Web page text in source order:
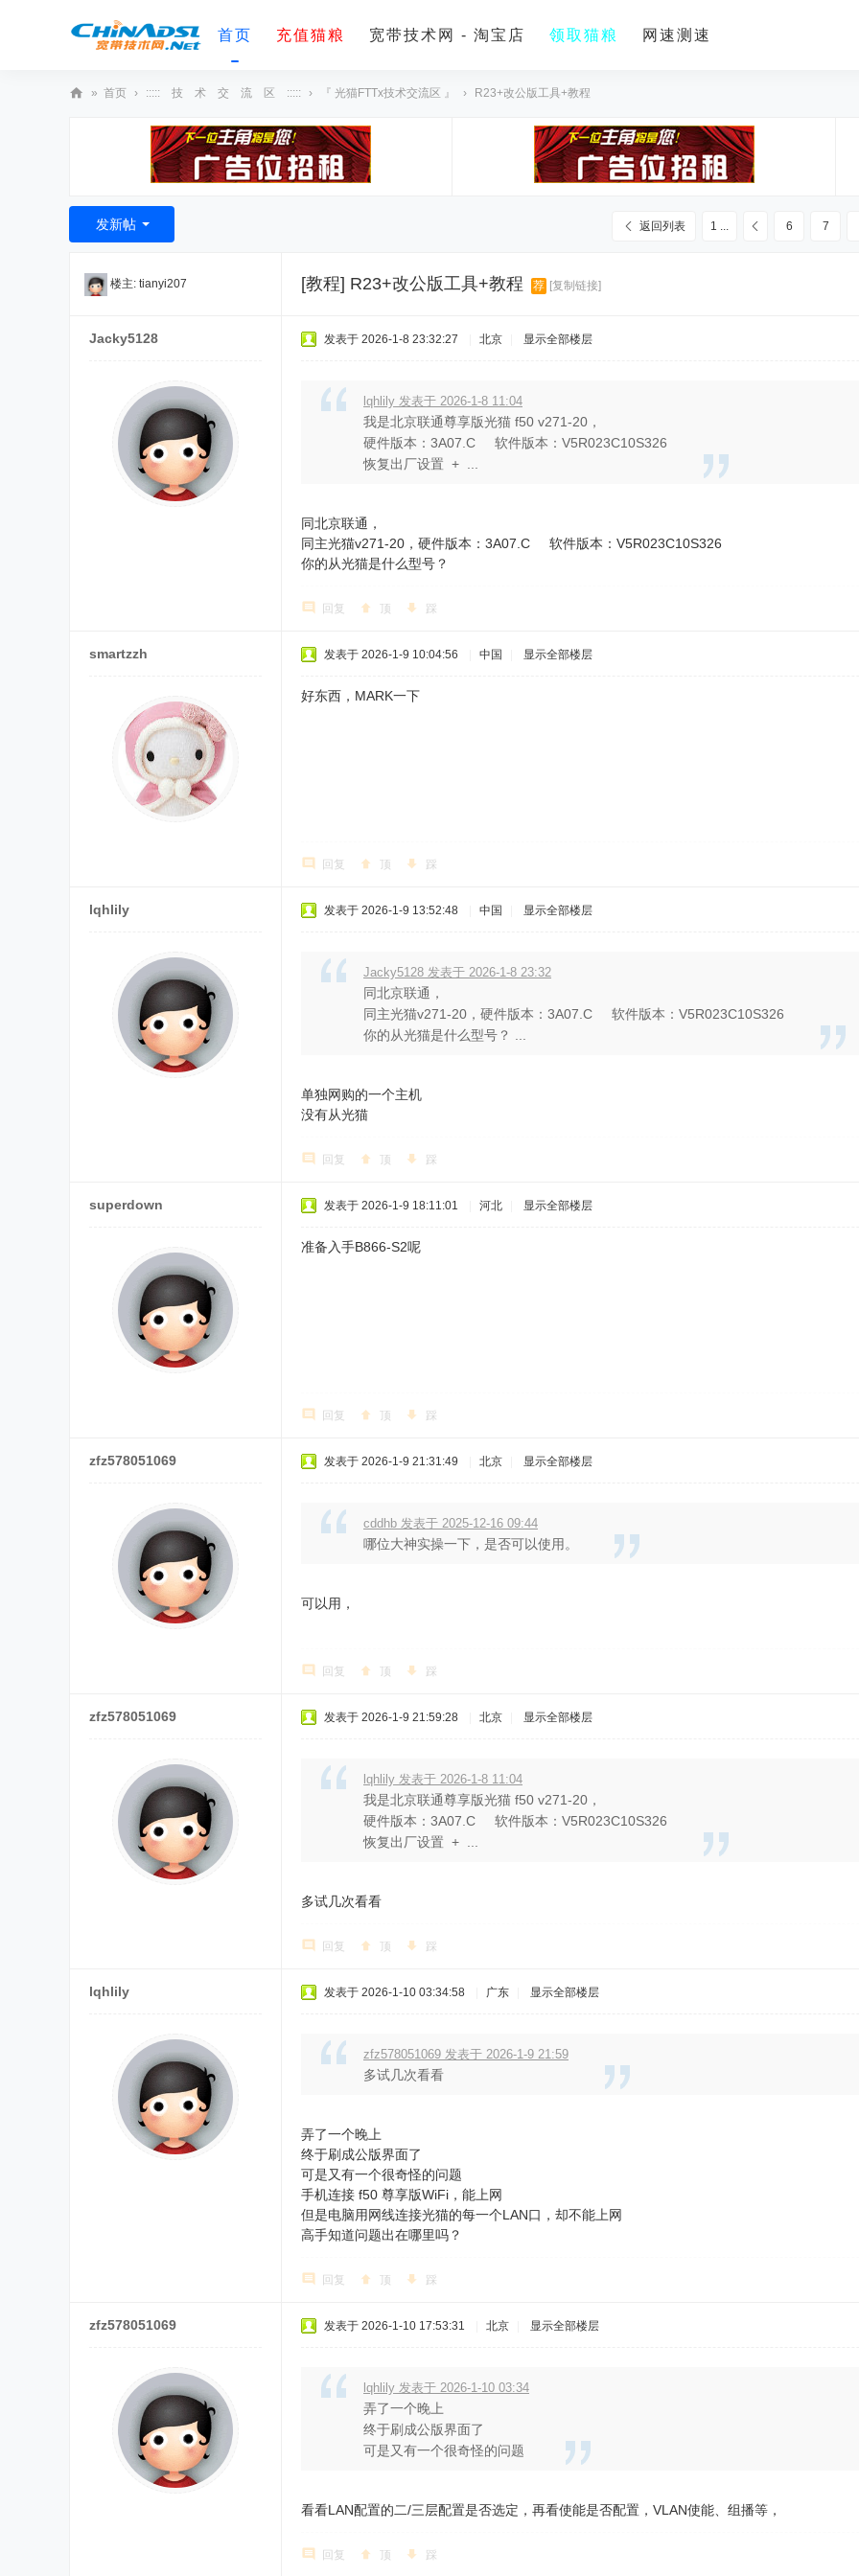
首页 充值猫粮 宽带技术网 - 淘宝店 领取猫粮 网速测速
术
» 首页 › ::::: 技 术 交 流 区 ::::: › 『 光猫FTTx技术交流区 』 › R23+改公版工具+教程
1 ... 6 7
返回列表
发新帖
楼主: tianyi207 [教程] R23+改公版工具+教程 荐 [复制链接]
Jacky5128 发表于 2026-1-8 23:32:27 北京 显示全部楼层
lqhlily 发表于 2026-1-8 11:04
我是北京联通尊享版光猫 f50 v271-20，
硬件版本：3A07.C 软件版本：V5R023C10S326
恢复出厂设置 + ...
同北京联通，
同主光猫v271-20，硬件版本：3A07.C 软件版本：V5R023C10S326
你的从光猫是什么型号？
回复 顶 踩
smartzzh 发表于 2026-1-9 10:04:56 中国 显示全部楼层
好东西，MARK一下
回复 顶 踩
lqhlily 发表于 2026-1-9 13:52:48 中国 显示全部楼层
Jacky5128 发表于 2026-1-8 23:32
同北京联通，
同主光猫v271-20，硬件版本：3A07.C 软件版本：V5R023C10S326
你的从光猫是什么型号？ ...
单独网购的一个主机
没有从光猫
回复 顶 踩
superdown 发表于 2026-1-9 18:11:01 河北 显示全部楼层
准备入手B866-S2呢
回复 顶 踩
zfz578051069 发表于 2026-1-9 21:31:49 北京 显示全部楼层
cddhb 发表于 2025-12-16 09:44
哪位大神实操一下，是否可以使用。
可以用，
回复 顶 踩
zfz578051069 发表于 2026-1-9 21:59:28 北京 显示全部楼层
lqhlily 发表于 2026-1-8 11:04
我是北京联通尊享版光猫 f50 v271-20，
硬件版本：3A07.C 软件版本：V5R023C10S326
恢复出厂设置 + ...
多试几次看看
回复 顶 踩
lqhlily 发表于 2026-1-10 03:34:58 广东 显示全部楼层
zfz578051069 发表于 2026-1-9 21:59
多试几次看看
弄了一个晚上
终于刷成公版界面了
可是又有一个很奇怪的问题
手机连接 f50 尊享版WiFi，能上网
但是电脑用网线连接光猫的每一个LAN口，却不能上网
高手知道问题出在哪里吗？
回复 顶 踩
zfz578051069 发表于 2026-1-10 17:53:31 北京 显示全部楼层
lqhlily 发表于 2026-1-10 03:34
弄了一个晚上
终于刷成公版界面了
可是又有一个很奇怪的问题
看看LAN配置的二/三层配置是否选定，再看使能是否配置，VLAN使能、组播等，
回复 顶 踩